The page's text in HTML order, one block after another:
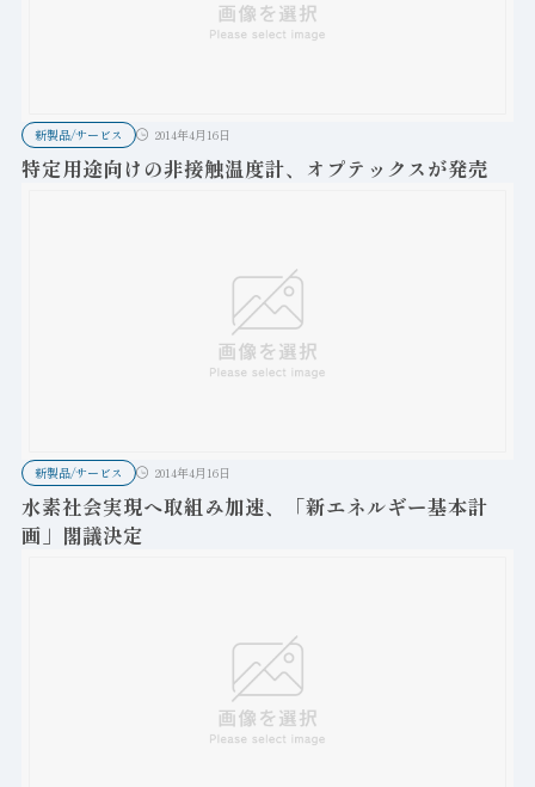
新製品/サービス 2014年4月16日
特定用途向けの非接触温度計、オプテックスが発売
新製品/サービス 2014年4月16日
水素社会実現へ取組み加速、「新エネルギー基本計
画」閣議決定